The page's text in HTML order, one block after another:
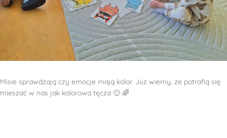
Misie sprawdzają czy emocje mają kolor. Już wiemy, że potrafią się
mieszać w nas jak kolorowa tęcza 🙂 🌈